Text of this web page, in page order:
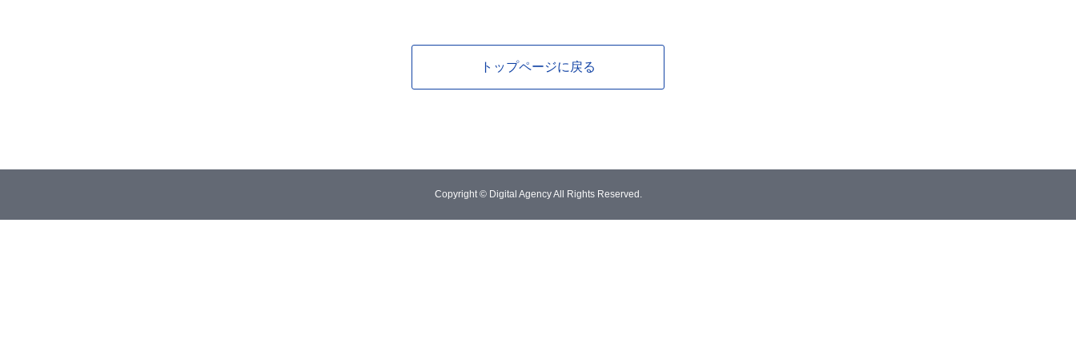
トップページに戻る
Copyright © Digital Agency All Rights Reserved.